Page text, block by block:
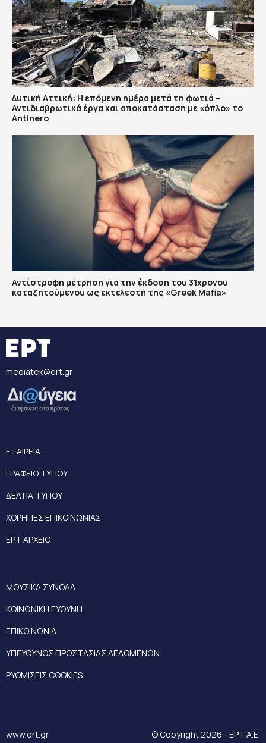
Δυτική Αττική: Η επόμενη ημέρα μετά τη φωτιά –
Αντιδιαβρωτικά έργα και αποκατάσταση με «όπλο» το
Antinero
Αντίστροφη μέτρηση για την έκδοση του 31χρονου
καταζητούμενου ως εκτελεστή της «Greek Mafia»
mediatek@ert.gr
ΕΤΑΙΡΕΙΑ
ΓΡΑΦΕΙΟ ΤΥΠΟΥ
ΔΕΛΤΙΑ ΤΥΠΟΥ
ΧΟΡΗΓΙΕΣ ΕΠΙΚΟΙΝΩΝΙΑΣ
ΕΡΤ ΑΡΧΕΙΟ
ΜΟΥΣΙΚΑ ΣΥΝΟΛΑ
ΚΟΙΝΩΝΙΚΗ ΕΥΘΥΝΗ
ΕΠΙΚΟΙΝΩΝΙΑ
ΥΠΕΥΘΥΝΟΣ ΠΡΟΣΤΑΣΙΑΣ ΔΕΔΟΜΕΝΩΝ
ΡΥΘΜΙΣΕΙΣ COOKIES
www.ert.gr © Copyright 2026 - ΕΡΤ Α.Ε.